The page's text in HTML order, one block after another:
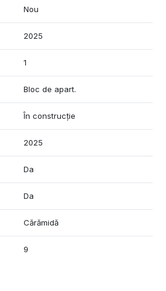
-13 000 EUR+TVA
- 17 000 EUR+TVA.
Nou
2025
1
Bloc de apart.
În construcție
2025
Da
Da
Cărămidă
9